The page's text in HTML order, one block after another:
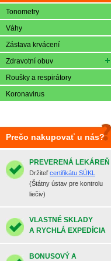
Tonometry
Váhy
Zástava krvácení
Zdravotní obuv
Roušky a respirátory
Koronavirus
Prečo nakupovať u nás?
PREVERENÁ LEKÁREŇ
Držiteľcertifikátu SÚKL
(Štátny ústav pre kontrolu
liečiv)
VLASTNÉ SKLADY
A RYCHLÁ EXPEDÍCIA
BONUSOVÝ A